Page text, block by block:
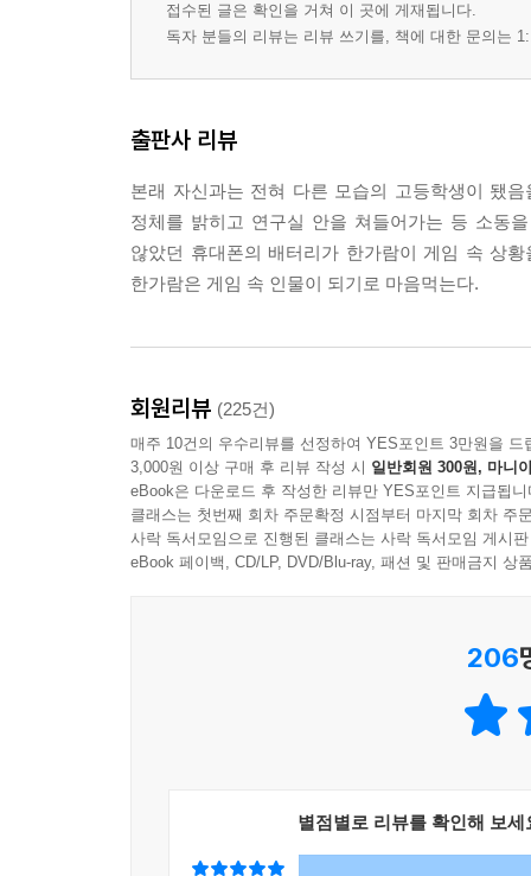
접수된 글은 확인을 거쳐 이 곳에 게재됩니다.
독자 분들의 리뷰는 리뷰 쓰기를, 책에 대한 문의는
출판사 리뷰
본래 자신과는 전혀 다른 모습의 고등학생이 됐
정체를 밝히고 연구실 안을 쳐들어가는 등 소동
않았던 휴대폰의 배터리가 한가람이 게임 속 상
한가람은 게임 속 인물이 되기로 마음먹는다.
회원리뷰 (225건)
매주 10건의 우수리뷰를 선정하여 YES포인트 3만원을 드
3,000원 이상 구매 후 리뷰 작성 시 일반회원 300원, 마니
eBook은 다운로드 후 작성한 리뷰만 YES포인트 지급됩니
클래스는 첫번째 회차 주문확정 시점부터 마지막 회차 주
사락 독서모임으로 진행된 클래스는 사락 독서모임 게시
eBook 페이백, CD/LP, DVD/Blu-ray, 패션 및 판매금지 상
206
별점별로 리뷰를 확인해 보세